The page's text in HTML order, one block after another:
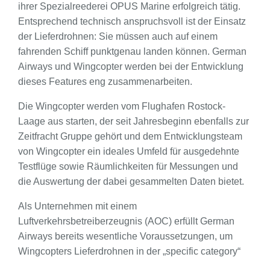
ihrer Spezialreederei OPUS Marine erfolgreich tätig.
Entsprechend technisch anspruchsvoll ist der Einsatz
der Lieferdrohnen: Sie müssen auch auf einem
fahrenden Schiff punktgenau landen können. German
Airways und Wingcopter werden bei der Entwicklung
dieses Features eng zusammenarbeiten.
Die Wingcopter werden vom Flughafen Rostock-
Laage aus starten, der seit Jahresbeginn ebenfalls zur
Zeitfracht Gruppe gehört und dem Entwicklungsteam
von Wingcopter ein ideales Umfeld für ausgedehnte
Testflüge sowie Räumlichkeiten für Messungen und
die Auswertung der dabei gesammelten Daten bietet.
Als Unternehmen mit einem
Luftverkehrsbetreiberzeugnis (AOC) erfüllt German
Airways bereits wesentliche Voraussetzungen, um
Wingcopters Lieferdrohnen in der „specific category“